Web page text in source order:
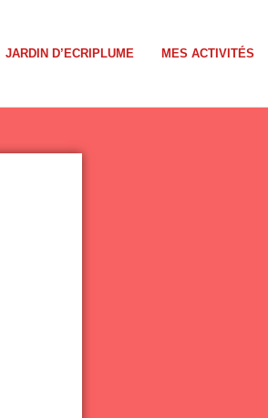
JARDIN D’ECRIPLUME MES ACTIVITÉS